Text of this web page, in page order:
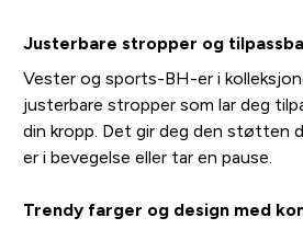
Justerbare stropper og
Vester og sports-BH-er i
justerbare stropper som lar deg
din kropp. Det gir deg den støtten
er i bevegelse eller tar en pause.
Trendy farger og design med